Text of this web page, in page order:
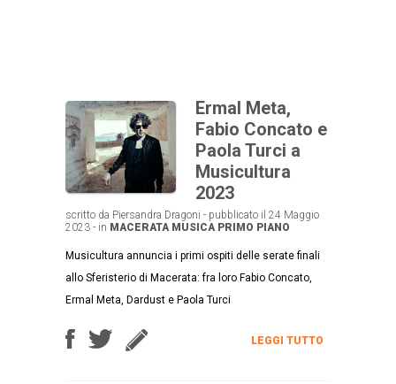
Ermal Meta,
Fabio Concato e
Paola Turci a
Musicultura
2023
scritto da Piersandra Dragoni - pubblicato il 24 Maggio
2023 - in MACERATA MUSICA PRIMO PIANO
Musicultura annuncia i primi ospiti delle serate finali
allo Sferisterio di Macerata: fra loro Fabio Concato,
Ermal Meta, Dardust e Paola Turci
LEGGI TUTTO